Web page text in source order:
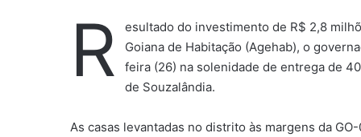
R
esultado do investimento de R$ 2,8
Goiana de Habitação (Agehab), o
feira (26) na solenidade de entrega de
de Souzalândia.
As casas levantadas no distrito às margens da